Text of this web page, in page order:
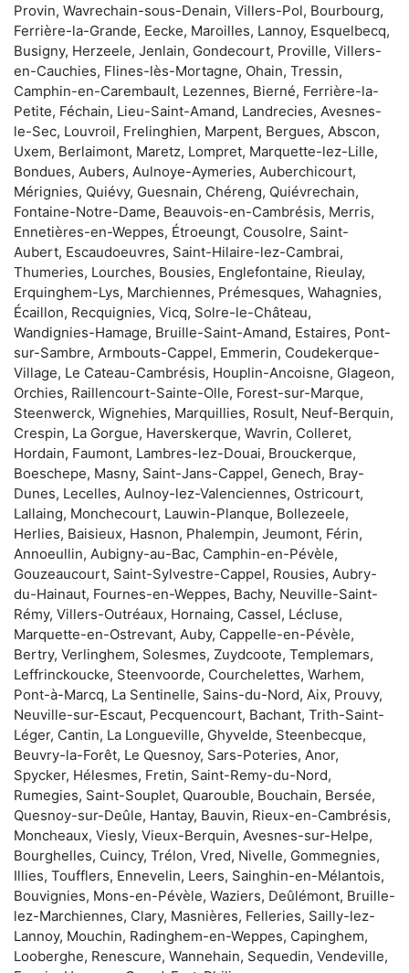
Provin, Wavrechain-sous-Denain, Villers-Pol, Bourbourg,
Ferrière-la-Grande, Eecke, Maroilles, Lannoy, Esquelbecq,
Busigny, Herzeele, Jenlain, Gondecourt, Proville, Villers-
en-Cauchies, Flines-lès-Mortagne, Ohain, Tressin,
Camphin-en-Carembault, Lezennes, Bierné, Ferrière-la-
Petite, Féchain, Lieu-Saint-Amand, Landrecies, Avesnes-
le-Sec, Louvroil, Frelinghien, Marpent, Bergues, Abscon,
Uxem, Berlaimont, Maretz, Lompret, Marquette-lez-Lille,
Bondues, Aubers, Aulnoye-Aymeries, Auberchicourt,
Mérignies, Quiévy, Guesnain, Chéreng, Quiévrechain,
Fontaine-Notre-Dame, Beauvois-en-Cambrésis, Merris,
Ennetières-en-Weppes, Étroeungt, Cousolre, Saint-
Aubert, Escaudoeuvres, Saint-Hilaire-lez-Cambrai,
Thumeries, Lourches, Bousies, Englefontaine, Rieulay,
Erquinghem-Lys, Marchiennes, Prémesques, Wahagnies,
Écaillon, Recquignies, Vicq, Solre-le-Château,
Wandignies-Hamage, Bruille-Saint-Amand, Estaires, Pont-
sur-Sambre, Armbouts-Cappel, Emmerin, Coudekerque-
Village, Le Cateau-Cambrésis, Houplin-Ancoisne, Glageon,
Orchies, Raillencourt-Sainte-Olle, Forest-sur-Marque,
Steenwerck, Wignehies, Marquillies, Rosult, Neuf-Berquin,
Crespin, La Gorgue, Haverskerque, Wavrin, Colleret,
Hordain, Faumont, Lambres-lez-Douai, Brouckerque,
Boeschepe, Masny, Saint-Jans-Cappel, Genech, Bray-
Dunes, Lecelles, Aulnoy-lez-Valenciennes, Ostricourt,
Lallaing, Monchecourt, Lauwin-Planque, Bollezeele,
Herlies, Baisieux, Hasnon, Phalempin, Jeumont, Férin,
Annoeullin, Aubigny-au-Bac, Camphin-en-Pévèle,
Gouzeaucourt, Saint-Sylvestre-Cappel, Rousies, Aubry-
du-Hainaut, Fournes-en-Weppes, Bachy, Neuville-Saint-
Rémy, Villers-Outréaux, Hornaing, Cassel, Lécluse,
Marquette-en-Ostrevant, Auby, Cappelle-en-Pévèle,
Bertry, Verlinghem, Solesmes, Zuydcoote, Templemars,
Leffrinckoucke, Steenvoorde, Courchelettes, Warhem,
Pont-à-Marcq, La Sentinelle, Sains-du-Nord, Aix, Prouvy,
Neuville-sur-Escaut, Pecquencourt, Bachant, Trith-Saint-
Léger, Cantin, La Longueville, Ghyvelde, Steenbecque,
Beuvry-la-Forêt, Le Quesnoy, Sars-Poteries, Anor,
Spycker, Hélesmes, Fretin, Saint-Remy-du-Nord,
Rumegies, Saint-Souplet, Quarouble, Bouchain, Bersée,
Quesnoy-sur-Deûle, Hantay, Bauvin, Rieux-en-Cambrésis,
Moncheaux, Viesly, Vieux-Berquin, Avesnes-sur-Helpe,
Bourghelles, Cuincy, Trélon, Vred, Nivelle, Gommegnies,
Illies, Toufflers, Ennevelin, Leers, Sainghin-en-Mélantois,
Bouvignies, Mons-en-Pévèle, Waziers, Deûlémont, Bruille-
lez-Marchiennes, Clary, Masnières, Felleries, Sailly-lez-
Lannoy, Mouchin, Radinghem-en-Weppes, Capinghem,
Looberghe, Renescure, Wannehain, Sequedin, Vendeville,